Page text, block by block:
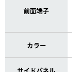
前面端子
カラー